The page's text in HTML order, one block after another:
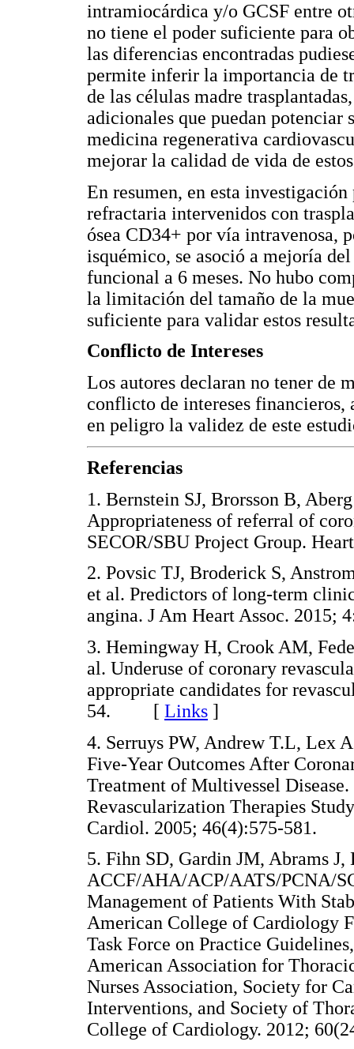
intramiocárdica y/o GCSF entre
no tiene el poder suficiente para
las diferencias encontradas
permite inferir la importancia de
de las células madre
adicionales que puedan potenciar
medicina regenerativa
mejorar la calidad de vida de
En resumen, en esta
refractaria intervenidos con
ósea CD34+ por vía intravenosa,
isquémico, se asoció a mejoría
funcional a 6 meses. No hubo
la limitación del tamaño de la
suficiente para validar estos
Conflicto de Intereses
Los autores declaran no tener de
conflicto de intereses financieros,
en peligro la validez de este
Referencias
1. Bernstein SJ, Brorsson B,
Appropriateness of referral of
SECOR/SBU Project Group.
2. Povsic TJ, Broderick S,
et al. Predictors of long-term
angina. J Am Heart Assoc.
3. Hemingway H, Crook AM,
al. Underuse of coronary
appropriate candidates for
54. [ Links ]
4. Serruys PW, Andrew T.L, Lex
Five-Year Outcomes After
Treatment of Multivessel
Revascularization Therapies
Cardiol. 2005; 46(4):575-
5. Fihn SD, Gardin JM, Abrams
ACCF/AHA/ACP/AATS/PCNA/
Management of Patients With
American College of Cardiology
Task Force on Practice
American Association for
Nurses Association, Society for
Interventions, and Society of
College of Cardiology. 2012;